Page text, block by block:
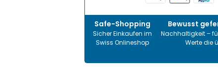
Safe-Shopping
Sicher Einkaufen im
Swiss Onlineshop
Bewusst
Nachhaltigkeit –
Werte die